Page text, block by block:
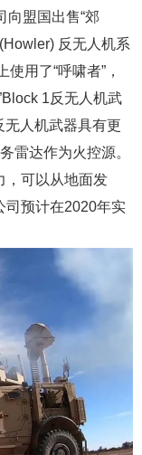
向盟国出售“郊
反无人机系
用了“呼啸者”，
1反无人机武
无人机武器具有更
雷达作为火控源。
，可以从地面发
司预计在2020年实